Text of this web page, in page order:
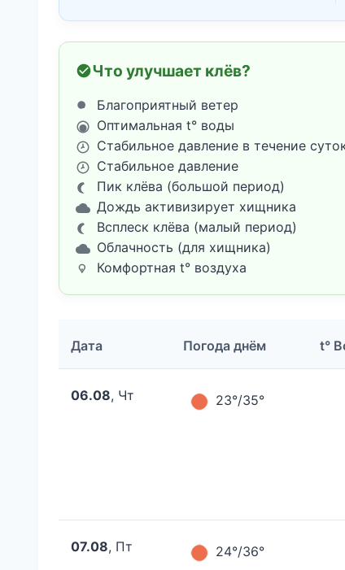
Что улучшает клёв?
Благоприятный ветер
Оптимальная t° воды
Стабильное давление в течение
Стабильное давление
Пик клёва (большой период)
Дождь активизирует хищника
Всплеск клёва (малый период)
Облачность (для хищника)
Комфортная t° воздуха
Дата Погода днём t°
06.08, Чт 23°/35°
07.08, Пт 24°/36°